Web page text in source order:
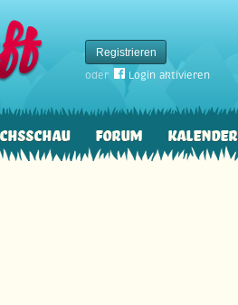
Registrieren
oder
Login aktivieren
Forum Kalender